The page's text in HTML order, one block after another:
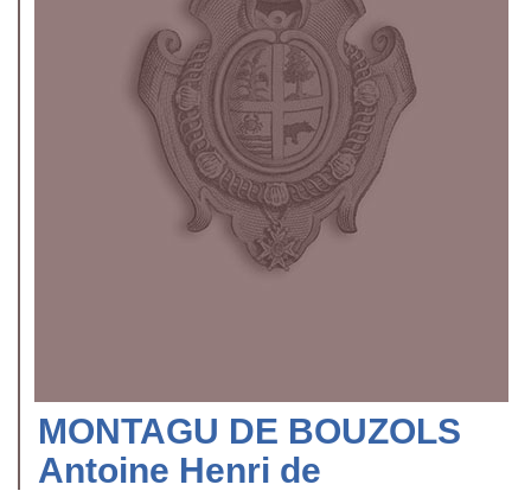
MONTAGU DE BOUZOLS
Antoine Henri de